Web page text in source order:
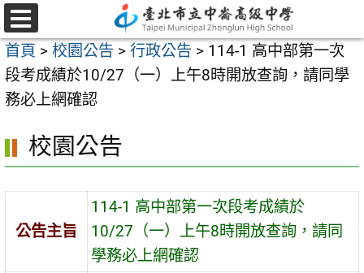
跳
至
主
要
內
區
選
單
首頁 > 校園公告 > 行政公告 > 114-1 高中部第一次
段考成績於10/27（一）上午8時開放查詢，請同學
務必上網確認
校園公告
公告主旨
114-1 高中部第一次段考成績於
10/27（一）上午8時開放查詢，請同
學務必上網確認